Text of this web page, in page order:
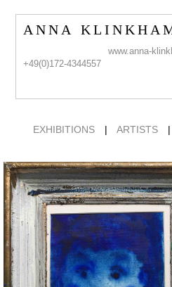
A N N A K L I N K H A
www.anna-
+49(0)172-4344557
EXHIBITIONS | ARTISTS |